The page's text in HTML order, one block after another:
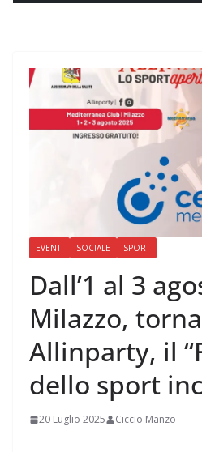
EVENTI SOCIALE SPORT
Dall’1 al 3
Milazzo, torna
Allinparty, il
dello sport
20 Luglio 2025 Ciccio Manzo